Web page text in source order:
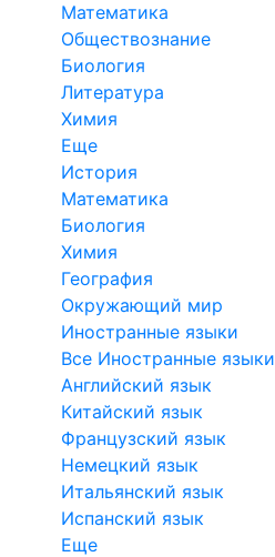
Математика
Обществознание
Биология
Литература
Химия
Еще
История
Математика
Биология
Химия
География
Окружающий мир
Иностранные языки
Все Иностранные языки
Английский язык
Китайский язык
Французский язык
Немецкий язык
Итальянский язык
Испанский язык
Еще